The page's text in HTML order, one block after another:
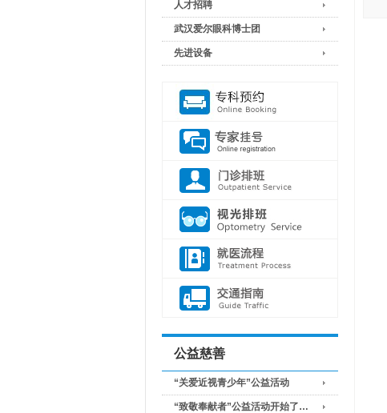
人才招聘
武汉爱尔眼科博士团
先进设备
公益慈善
“关爱近视青少年”公益活动
“致敬奉献者”公益活动开始了…